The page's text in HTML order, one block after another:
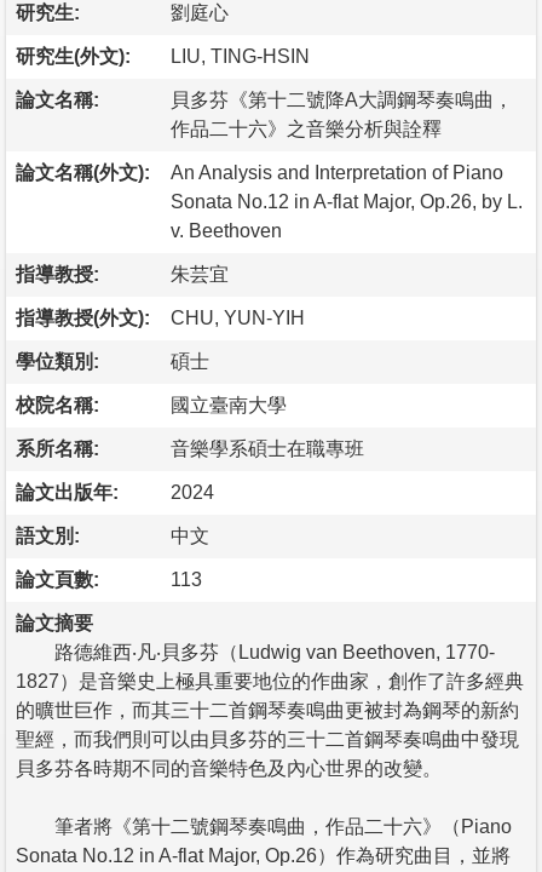
研究生: 劉庭心
研究生(外文): LIU, TING-HSIN
論文名稱:
貝多芬《第十二號降A大調鋼琴奏鳴曲，
作品二十六》之音樂分析與詮釋
論文名稱(外文):
An Analysis and Interpretation of Piano
Sonata No.12 in A-flat Major, Op.26, by L.
v. Beethoven
指導教授: 朱芸宜
指導教授(外文): CHU, YUN-YIH
學位類別: 碩士
校院名稱: 國立臺南大學
系所名稱: 音樂學系碩士在職專班
論文出版年: 2024
語文別: 中文
論文頁數: 113
論文摘要
路德維西‧凡‧貝多芬（Ludwig van Beethoven, 1770-
1827）是音樂史上極具重要地位的作曲家，創作了許多經典
的曠世巨作，而其三十二首鋼琴奏鳴曲更被封為鋼琴的新約
聖經，而我們則可以由貝多芬的三十二首鋼琴奏鳴曲中發現
貝多芬各時期不同的音樂特色及內心世界的改變。
筆者將《第十二號鋼琴奏鳴曲，作品二十六》（Piano
Sonata No.12 in A-flat Major, Op.26）作為研究曲目，並將